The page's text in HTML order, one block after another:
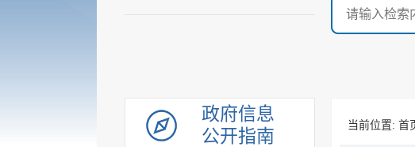
政府信息
公开指南
当前位置: 首